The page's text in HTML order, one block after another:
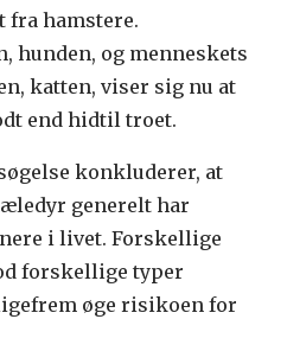
fra hamstere.
hunden, og menneskets
katten, viser sig nu at
end hidtil troet.
konkluderer, at
generelt har
i livet. Forskellige
forskellige typer
øge risikoen for